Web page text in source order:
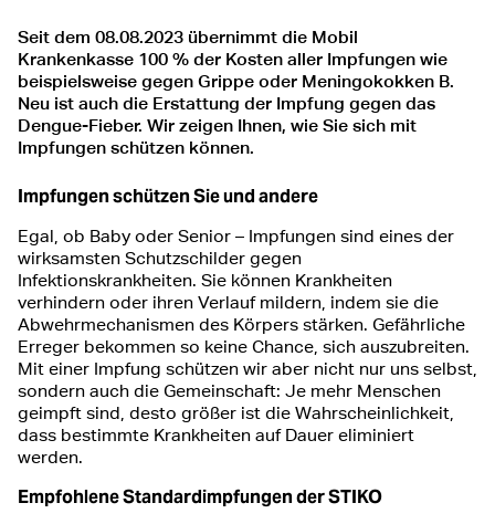
Seit dem 08.08.2023 übernimmt die Mobil
Krankenkasse 100 % der Kosten aller Impfungen wie
beispielsweise gegen Grippe oder Meningokokken B.
Neu ist auch die Erstattung der Impfung gegen das
Dengue-Fieber. Wir zeigen Ihnen, wie Sie sich mit
Impfungen schützen können.
Impfungen schützen Sie und andere
Egal, ob Baby oder Senior – Impfungen sind eines der
wirksamsten Schutzschilder gegen
Infektionskrankheiten. Sie können Krankheiten
verhindern oder ihren Verlauf mildern, indem sie die
Abwehrmechanismen des Körpers stärken. Gefährliche
Erreger bekommen so keine Chance, sich auszubreiten.
Mit einer Impfung schützen wir aber nicht nur uns selbst,
sondern auch die Gemeinschaft: Je mehr Menschen
geimpft sind, desto größer ist die Wahrscheinlichkeit,
dass bestimmte Krankheiten auf Dauer eliminiert
werden.
Empfohlene Standardimpfungen der STIKO